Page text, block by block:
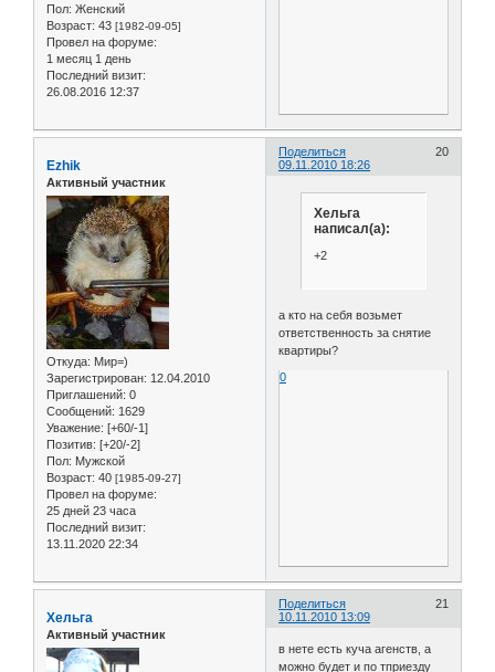
Пол: Женский
Возраст: 43 [1982-09-05]
Провел на форуме:
1 месяц 1 день
Последний визит:
26.08.2016 12:37
Поделиться
20
09.11.2010 18:26
Ezhik
Активный участник
Откуда: Мир=)
Зарегистрирован: 12.04.2010
Приглашений: 0
Сообщений: 1629
Уважение: [+60/-1]
Позитив: [+20/-2]
Пол: Мужской
Возраст: 40 [1985-09-27]
Провел на форуме:
25 дней 23 часа
Последний визит:
13.11.2020 22:34
Хельга
написал(а):
+2
а кто на себя возьмет
ответственность за снятие
квартиры?
0
Поделиться
21
10.11.2010 13:09
Хельга
Активный участник
в нете есть куча агенств, а
можно будет и по тприезду